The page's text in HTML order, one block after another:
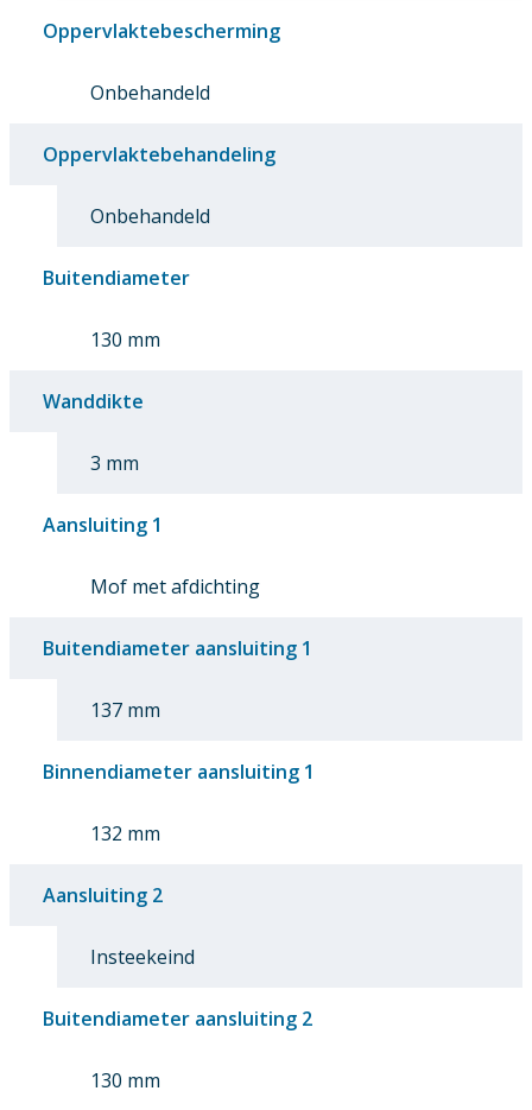
Oppervlaktebescherming
Onbehandeld
Oppervlaktebehandeling
Onbehandeld
Buitendiameter
130 mm
Wanddikte
3 mm
Aansluiting 1
Mof met afdichting
Buitendiameter aansluiting 1
137 mm
Binnendiameter aansluiting 1
132 mm
Aansluiting 2
Insteekeind
Buitendiameter aansluiting 2
130 mm